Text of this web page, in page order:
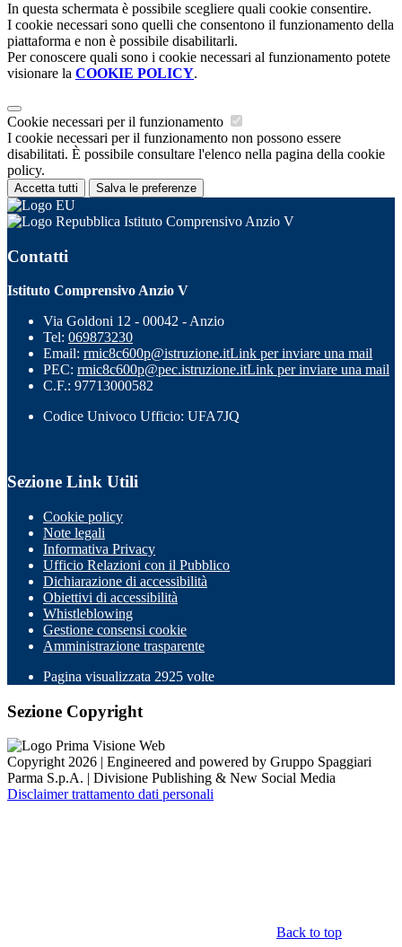
In questa schermata è possibile scegliere quali cookie consentire.
I cookie necessari sono quelli che consentono il funzionamento della
piattaforma e non è possibile disabilitarli.
Per conoscere quali sono i cookie necessari al funzionamento potete
visionare la COOKIE POLICY.
Cookie necessari per il funzionamento
I cookie necessari per il funzionamento non possono essere
disabilitati. È possibile consultare l'elenco nella pagina della cookie
policy.
Accetta tutti Salva le preferenze
Istituto Comprensivo Anzio V
Contatti
Istituto Comprensivo Anzio V
Via Goldoni 12 - 00042 - Anzio
Tel: 069873230
Email: rmic8c600p@istruzione.itLink per inviare una mail
PEC: rmic8c600p@pec.istruzione.itLink per inviare una mail
C.F.: 97713000582
Codice Univoco Ufficio: UFA7JQ
Sezione Link Utili
Cookie policy
Note legali
Informativa Privacy
Ufficio Relazioni con il Pubblico
Dichiarazione di accessibilità
Obiettivi di accessibilità
Whistleblowing
Gestione consensi cookie
Amministrazione trasparente
Pagina visualizzata 2925 volte
Sezione Copyright
Copyright 2026 | Engineered and powered by Gruppo Spaggiari
Parma S.p.A. | Divisione Publishing & New Social Media
Disclaimer trattamento dati personali
Back to top